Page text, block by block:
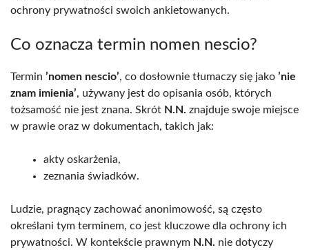
ochrony prywatności swoich ankietowanych.
Co oznacza termin nomen nescio?
Termin ’nomen nescio’, co dosłownie tłumaczy się jako ’nie
znam imienia’, używany jest do opisania osób, których
tożsamość nie jest znana. Skrót N.N. znajduje swoje miejsce
w prawie oraz w dokumentach, takich jak:
akty oskarżenia,
zeznania świadków.
Ludzie, pragnący zachować anonimowość, są często
określani tym terminem, co jest kluczowe dla ochrony ich
prywatności. W kontekście prawnym N.N. nie dotyczy